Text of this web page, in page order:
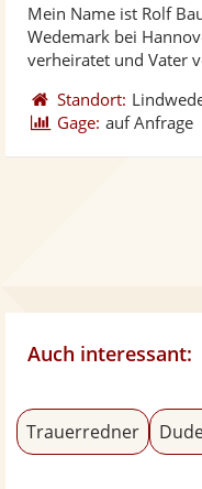
Mein Name ist Rolf
Wedemark bei
verheiratet und Vater
Standort:
Gage: auf Anfrage
Auch interessant:
Trauerredner